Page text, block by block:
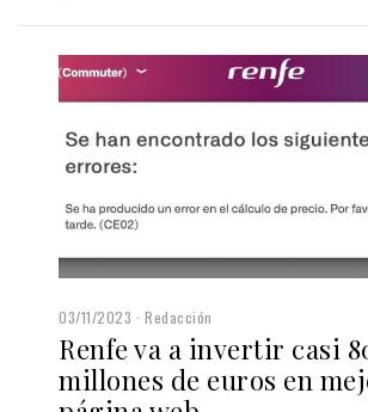
03/11/2023 Redacción
Renfe va a invertir casi
millones de euros en